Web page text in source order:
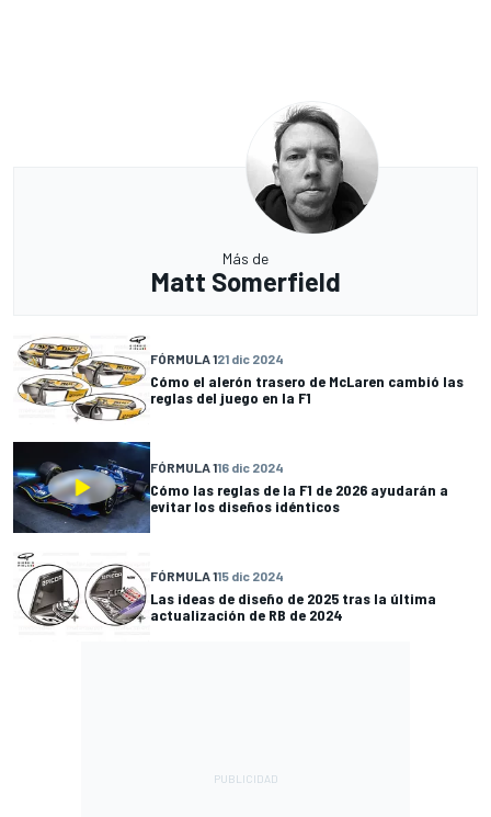
Más de
Matt Somerfield
FÓRMULA 121 dic 2024
Cómo el alerón trasero de McLaren cambió las
reglas del juego en la F1
FÓRMULA 116 dic 2024
Cómo las reglas de la F1 de 2026 ayudarán a
evitar los diseños idénticos
FÓRMULA 115 dic 2024
Las ideas de diseño de 2025 tras la última
actualización de RB de 2024